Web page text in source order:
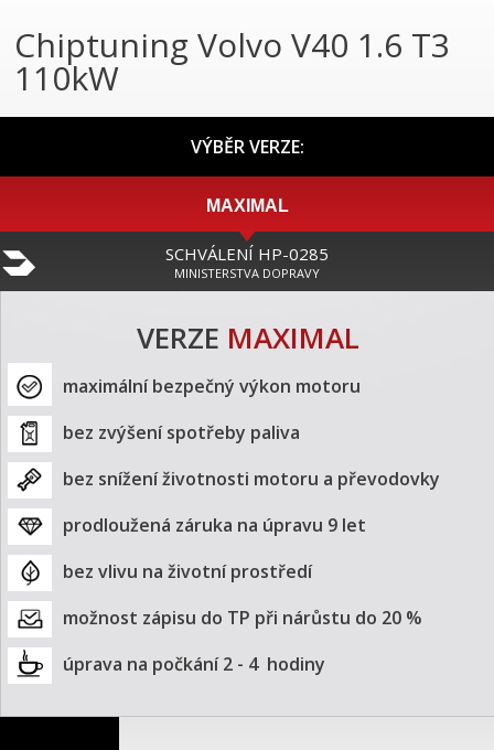
Chiptuning Volvo V40 1.6 T3
110kW
VÝBĚR VERZE:
MAXIMAL
SCHVÁLENÍ HP-0285
MINISTERSTVA DOPRAVY
VERZE MAXIMAL
maximální bezpečný výkon motoru
bez zvýšení spotřeby paliva
bez snížení životnosti motoru a převodovky
prodloužená záruka na úpravu 9 let
bez vlivu na životní prostředí
možnost zápisu do TP při nárůstu do 20 %
úprava na počkání 2 - 4  hodiny